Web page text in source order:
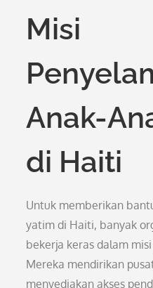
Misi
Anak-
di Haiti
Untuk memberikan
yatim di Haiti, banyak
bekerja keras dalam
Mereka mendirikan
menyediakan akses